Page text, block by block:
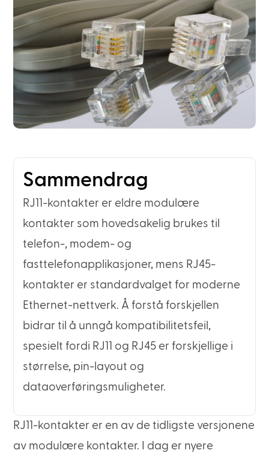
Sammendrag
RJ11-kontakter er eldre modulære
kontakter som hovedsakelig brukes til
telefon-, modem- og
fasttelefonapplikasjoner, mens RJ45-
kontakter er standardvalget for moderne
Ethernet-nettverk. Å forstå forskjellen
bidrar til å unngå kompatibilitetsfeil,
spesielt fordi RJ11 og RJ45 er forskjellige i
størrelse, pin-layout og
dataoverføringsmuligheter.
RJ11-kontakter er en av de tidligste versjonene
av modulære kontakter. I dag er nyere